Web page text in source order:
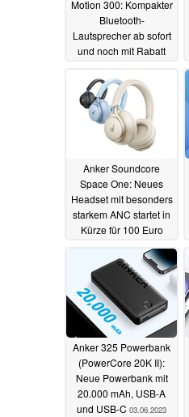
Motion 300: Kompakter
Bluetooth-
Lautsprecher ab sofort
und noch mit Rabatt
Anker Soundcore
Space One: Neues
Headset mit besonders
starkem ANC startet in
Kürze für 100 Euro
22.08.2023
Anker 325 Powerbank
(PowerCore 20K II):
Neue Powerbank mit
20.000 mAh, USB-A
und USB-C 03.06.2023